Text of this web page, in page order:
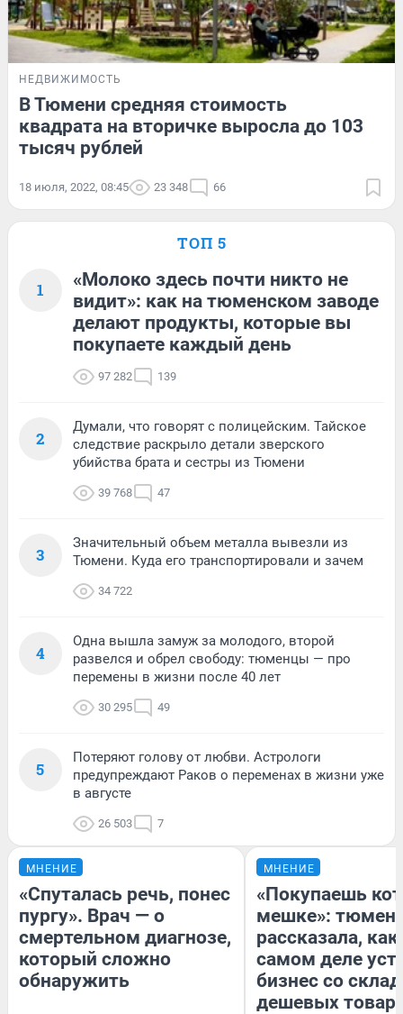
НЕДВИЖИМОСТЬ
В Тюмени средняя стоимость
квадрата на вторичке выросла до 103
тысяч рублей
18 июля, 2022, 08:45 23 348 66
ТОП 5
1
«Молоко здесь почти никто не
видит»: как на тюменском заводе
делают продукты, которые вы
покупаете каждый день
97 282 139
2
Думали, что говорят с полицейским. Тайское
следствие раскрыло детали зверского
убийства брата и сестры из Тюмени
39 768 47
3
Значительный объем металла вывезли из
Тюмени. Куда его транспортировали и зачем
34 722
4
Одна вышла замуж за молодого, второй
развелся и обрел свободу: тюменцы — про
перемены в жизни после 40 лет
30 295 49
5
Потеряют голову от любви. Астрологи
предупреждают Раков о переменах в жизни уже
в августе
26 503 7
МНЕНИЕ
«Спуталась речь, понес
пургу». Врач — о
смертельном диагнозе,
который сложно
обнаружить
МНЕНИЕ
«Покупаешь
мешке»:
рассказала, как
самом деле
бизнес со
дешевых